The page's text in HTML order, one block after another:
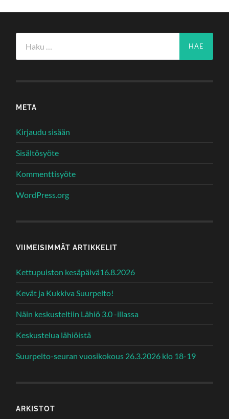
META
Kirjaudu sisään
Sisältösyöte
Kommenttisyöte
WordPress.org
VIIMEISIMMÄT ARTIKKELIT
Kettupuiston kesäpäivä16.8.2026
Kevät ja Kukkiva Suurpelto!
Näin keskusteltiin Lähiö 3.0 -illassa
Keskustelua lähiöistä
Suurpelto-seuran vuosikokous 26.3.2026 klo 18-19
ARKISTOT